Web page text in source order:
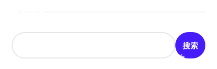
搜索